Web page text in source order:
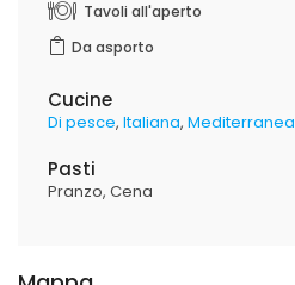
Tavoli all'aperto
Da asporto
Cucine
Di pesce Italiana Mediterranea
Pasti
Pranzo Cena